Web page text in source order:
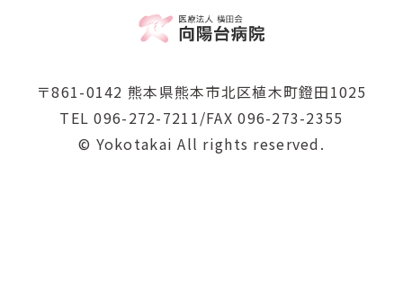
〒861-0142 熊本県熊本市北区植木町鐙田1025
TEL 096-272-7211/FAX 096-273-2355
© Yokotakai All rights reserved.